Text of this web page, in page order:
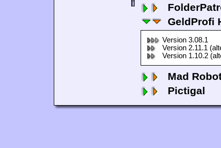
GeldProfi
Version 3.08.1
Version 2.11.1
Version 1.10.2
Mad
Pictigal